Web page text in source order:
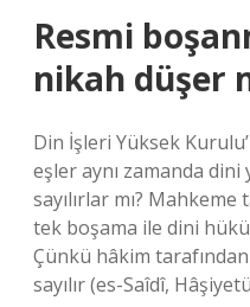
Resmi
nikah düşer
Din İşleri Yüksek
eşler aynı zamanda dini
sayılırlar mı?
tek boşama ile dini
Çünkü hâkim
sayılır (es-Saîdî,